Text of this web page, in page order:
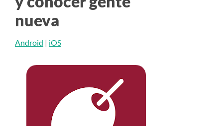
nueva
Android | iOS